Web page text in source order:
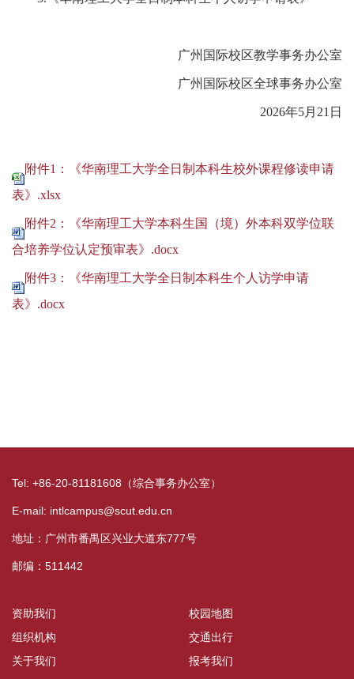
广州国际校区教学事务办公室
广州国际校区全球事务办公室
2026年5月21日
附件1：《华南理工大学全日制本科生校外课程修读申请
表》.xlsx
附件2：《华南理工大学本科生国（境）外本科双学位联
合培养学位认定预审表》.docx
附件3：《华南理工大学全日制本科生个人访学申请
表》.docx
Tel: +86-20-81181608（综合事务办公室）
E-mail: intlcampus@scut.edu.cn
地址：广州市番禺区兴业大道东777号
邮编：511442
资助我们
组织机构
关于我们
校园地图
交通出行
报考我们